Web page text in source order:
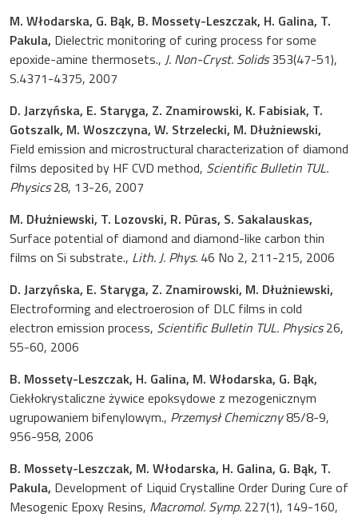
M. Włodarska, G. Bąk, B. Mossety-Leszczak, H. Galina, T.
Pakula, Dielectric monitoring of curing process for some
epoxide-amine thermosets., J. Non-Cryst. Solids353(47-51),
S.4371-4375, 2007
D. Jarzyńska, E. Staryga, Z. Znamirowski, K. Fabisiak, T.
Gotszalk, M. Woszczyna, W. Strzelecki, M. Dłużniewski,
Field emission and microstructural characterization of diamond
films deposited by HF CVD method, Scientific Bulletin TUL.
Physics28, 13-26, 2007
M. Dłużniewski, T. Lozovski, R. Pūras, S. Sakalauskas,
Surface potential of diamond and diamond-like carbon thin
films on Si substrate., Lith. J. Phys. 46 No 2, 211-215, 2006
D. Jarzyńska, E. Staryga, Z. Znamirowski, M. Dłużniewski,
Electroforming and electroerosion of DLC films in cold
electron emission process, Scientific Bulletin TUL. Physics26,
55-60, 2006
B. Mossety-Leszczak, H. Galina, M. Włodarska, G. Bąk,
Ciekłokrystaliczne żywice epoksydowe z mezogenicznym
ugrupowaniem bifenylowym., Przemysł Chemiczny85/8-9,
956-958, 2006
B. Mossety-Leszczak, M. Włodarska, H. Galina, G. Bąk, T.
Pakula, Development of Liquid Crystalline Order During Cure of
Mesogenic Epoxy Resins, Macromol. Symp. 227(1), 149-160,